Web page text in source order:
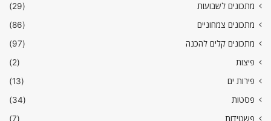
מתכונים לשבועות
(29)
מתכונים צמחוניים
(86)
מתכונים קלים להכנה
(97)
פיצות
(2)
פירות ים
(13)
פסטות
(34)
פשטידות
(7)